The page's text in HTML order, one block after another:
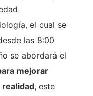
el cual se
las 8:00
se abordará el
mejorar
realidad, este